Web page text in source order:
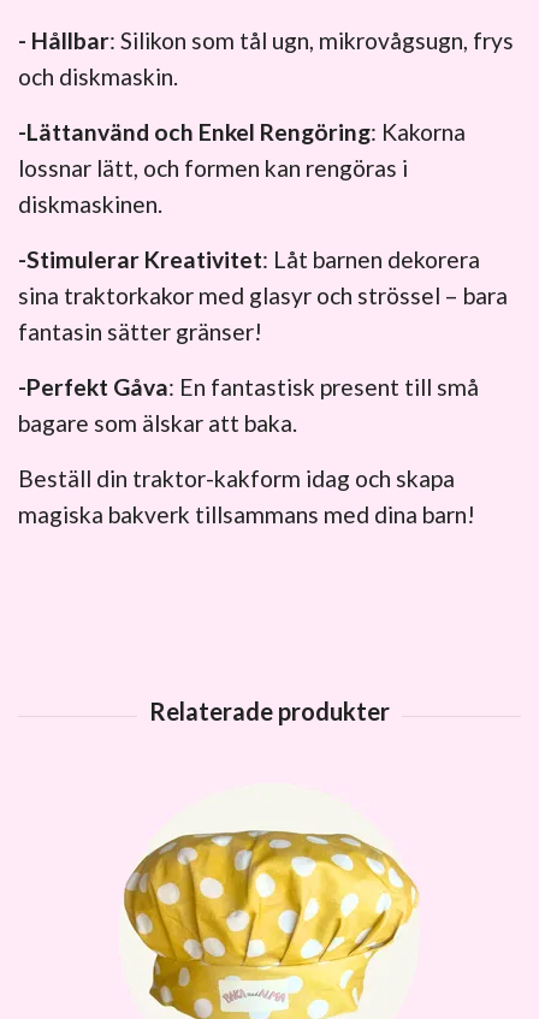
- Hållbar: Silikon som tål ugn, mikrovågsugn, frys
och diskmaskin.
-Lättanvänd och Enkel Rengöring: Kakorna
lossnar lätt, och formen kan rengöras i
diskmaskinen.
-Stimulerar Kreativitet: Låt barnen dekorera
sina traktorkakor med glasyr och strössel – bara
fantasin sätter gränser!
-Perfekt Gåva: En fantastisk present till små
bagare som älskar att baka.
Beställ din traktor-kakform idag och skapa
magiska bakverk tillsammans med dina barn!